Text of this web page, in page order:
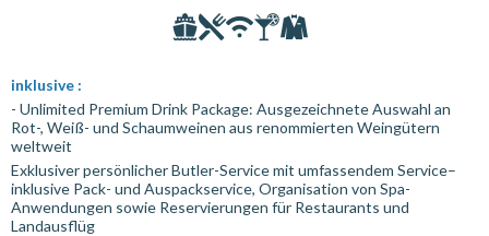
inklusive :
- Unlimited Premium Drink Package: Ausgezeichnete Auswahl an
Rot-, Weiß- und Schaumweinen aus renommierten Weingütern
weltweit
Exklusiver persönlicher Butler-Service mit umfassendem Service–
inklusive Pack- und Auspackservice, Organisation von Spa-
Anwendungen sowie Reservierungen für Restaurants und
Landausflüg